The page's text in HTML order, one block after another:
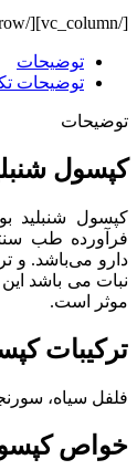
[/vc_column][/vc_row]
توضیحات
توضیحات
توضیحات
کپسول
کپسول شنبلید
فرآورده طب
دارو می‌باشد. و
نبات می باشد
موثر است.
ترکیبات
فلفل سیاه،
خواص